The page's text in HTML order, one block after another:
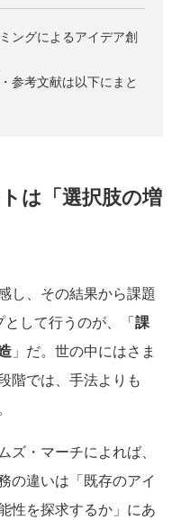
ングによるアイデア創
参考文献は以下にまと
は「選択肢の増
し、その結果から課題
して行うのが、「課
」だ。世の中にはさま
階では、手法よりも
・マーチによれば、
の違いは「既存のアイ
性を探求するか」にあ